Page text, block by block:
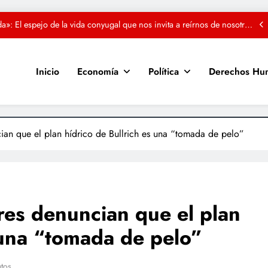
del teatro integrado: se estrena «Abuela Luna», una aventura espacial
El viaje psicodélico y rockero del conurbano que llega al Cine
de la Provincia de Tucumán da apertura a los festejos del Día de la
y ecológica para toda la familia
Inicio Economía Política Derechos
que el plan hídrico de Bullrich es una “tomada de pelo”
denuncian que el plan
“tomada de pelo”